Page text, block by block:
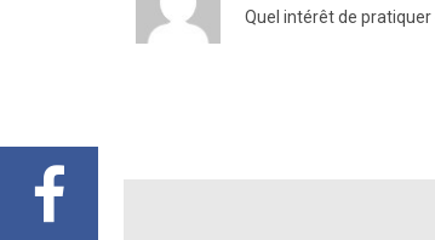
Quel intérêt de pratiquer